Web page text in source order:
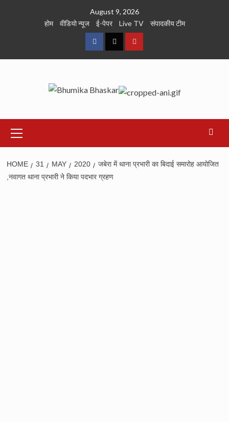
August 9, 2026
होम
वीडियो न्यूज ई-पेपर Live TV संपादकीय टीम
FacebookTwitterYoutube
Menu
HOME 31 MAY 2020
जबेरा में थाना प्रभारी का बिदाई समारोह आयोजित
,नवागत थाना प्रभारी ने किया पदभार ग्रहण